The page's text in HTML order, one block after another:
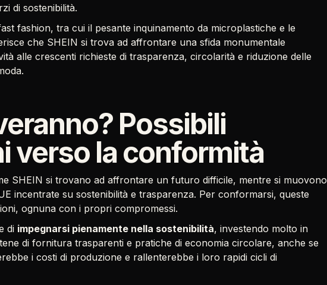
di sostenibilità.
fashion, tra cui il pesante inquinamento da microplastiche e le
che SHEIN si trova ad affrontare una sfida monumentale
alle crescenti richieste di trasparenza, circolarità e riduzione delle
Possibili
verso la conformità
SHEIN si trovano ad affrontare un futuro difficile, mentre si muovono
incentrate su sostenibilità e trasparenza. Per conformarsi, queste
ognuna con i propri compromessi.
di impegnarsi pienamente nella sostenibilità, investendo molto in
di fornitura trasparenti e pratiche di economia circolare, anche se
i costi di produzione e rallenterebbe i loro rapidi cicli di